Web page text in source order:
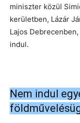
miniszter közül
kerületben, Lázár
Lajos
indul.
Nem indul